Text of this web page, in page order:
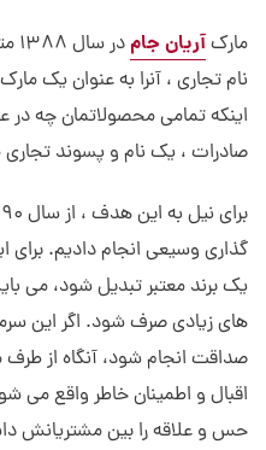
مارکآریان جام
نام تجاری ، آنرا به عنوان یک
اینکه تمامی محصولاتمان چه در
صادرات ، یک نام و پسوند
گذاری وسیعی انجام دادیم.
یک برند معتبر تبدیل شود، می
های زیادی صرف شود. اگر این
صداقت انجام شود، آنگاه از طرف
اقبال و اطمینان خاطر واقع می
حس و علاقه را بین مشتریانش